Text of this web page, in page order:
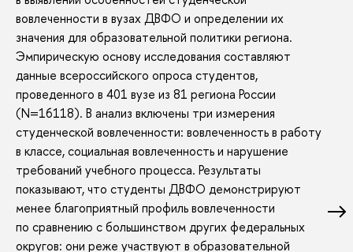
вовлеченности в вузах ДВФО и определении их
значения для образовательной политики региона.
Эмпирическую основу исследования составляют
данные всероссийского опроса студентов,
проведенного в 401 вузе из 81 региона России
(N=16118). В анализ включены три измерения
студенческой вовлеченности: вовлеченность в работу
в классе, социальная вовлеченность и нарушение
требований учебного процесса. Результаты
показывают, что студенты ДВФО демонстрируют
менее благоприятный профиль вовлеченности
по сравнению с большинством других федеральных
округов: они реже участвуют в образовательной